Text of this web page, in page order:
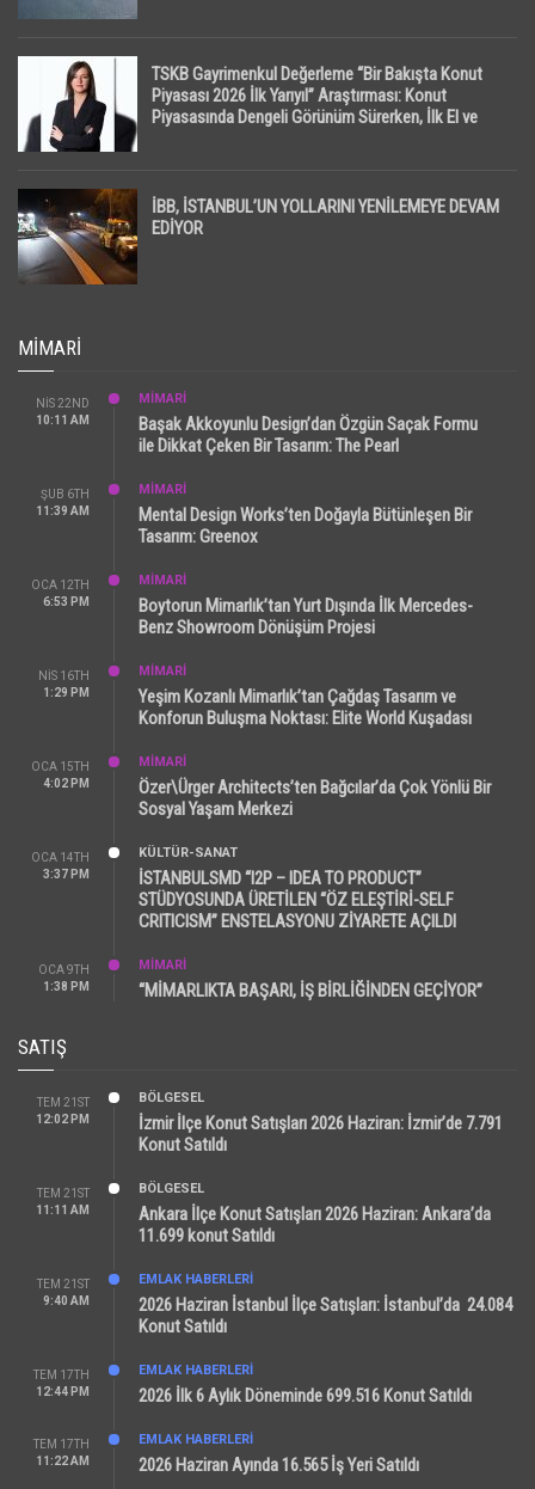
TSKB Gayrimenkul Değerleme “Bir Bakışta Konut
Piyasası 2026 İlk Yarıyıl” Araştırması: Konut
Piyasasında Dengeli Görünüm Sürerken, İlk El ve
İBB, İSTANBUL’UN YOLLARINI YENİLEMEYE DEVAM
EDİYOR
MIMARI
NIS 22ND
10:11 AM
MİMARİ
Başak Akkoyunlu Design’dan Özgün Saçak Formu
ile Dikkat Çeken Bir Tasarım: The Pearl
ŞUB 6TH
11:39 AM
MİMARİ
Mental Design Works’ten Doğayla Bütünleşen Bir
Tasarım: Greenox
OCA 12TH
6:53 PM
MİMARİ
Boytorun Mimarlık’tan Yurt Dışında İlk Mercedes-
Benz Showroom Dönüşüm Projesi
NIS 16TH
1:29 PM
MİMARİ
Yeşim Kozanlı Mimarlık’tan Çağdaş Tasarım ve
Konforun Buluşma Noktası: Elite World Kuşadası
OCA 15TH
4:02 PM
MİMARİ
Özer\Ürger Architects’ten Bağcılar’da Çok Yönlü Bir
Sosyal Yaşam Merkezi
OCA 14TH
3:37 PM
KÜLTÜR-SANAT
İSTANBULSMD “I2P – IDEA TO PRODUCT”
STÜDYOSUNDA ÜRETİLEN “ÖZ ELEŞTİRİ-SELF
CRITICISM” ENSTELASYONU ZİYARETE AÇILDI
OCA 9TH
1:38 PM
MİMARİ
“MİMARLIKTA BAŞARI, İŞ BİRLİĞİNDEN GEÇİYOR”
SATIŞ
TEM 21ST
12:02 PM
BÖLGESEL
İzmir İlçe Konut Satışları 2026 Haziran: İzmir’de 7.791
Konut Satıldı
TEM 21ST
11:11 AM
BÖLGESEL
Ankara İlçe Konut Satışları 2026 Haziran: Ankara’da
11.699 konut Satıldı
TEM 21ST
9:40 AM
EMLAK HABERLERI
2026 Haziran İstanbul İlçe Satışları: İstanbul’da 24.084
Konut Satıldı
TEM 17TH
12:44 PM
EMLAK HABERLERI
2026 İlk 6 Aylık Döneminde 699.516 Konut Satıldı
TEM 17TH
11:22 AM
EMLAK HABERLERI
2026 Haziran Ayında 16.565 İş Yeri Satıldı